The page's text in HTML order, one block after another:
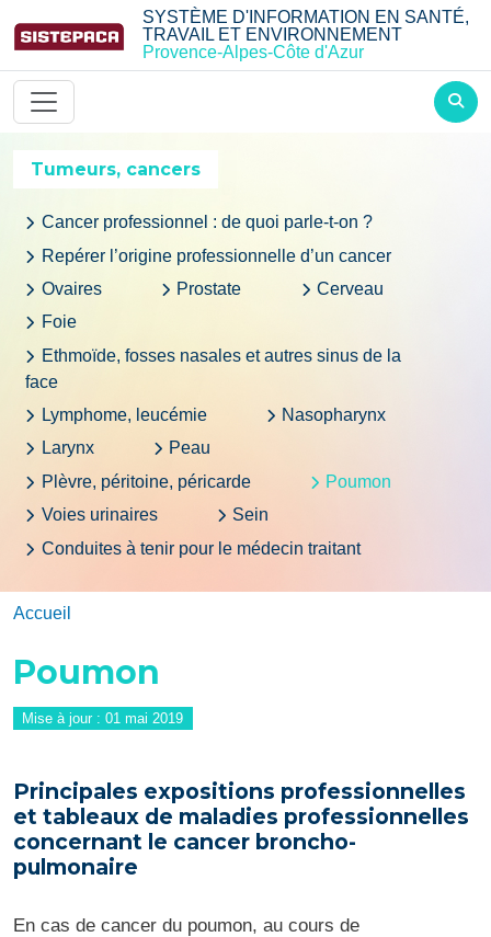
Aller au contenu principalSYSTÈME D'INFORMATION EN SANTÉ,
TRAVAIL ET ENVIRONNEMENT
Provence-Alpes-Côte d'Azur
Tumeurs, cancers
Cancer professionnel : de quoi parle-t-on ?
Repérer l’origine professionnelle d’un cancer
Ovaires
Prostate
Cerveau
Foie
Ethmoïde, fosses nasales et autres sinus de la
face
Lymphome, leucémie
Nasopharynx
Larynx
Peau
Plèvre, péritoine, péricarde
Poumon
Voies urinaires
Sein
Conduites à tenir pour le médecin traitant
Accueil
Poumon
Mise à jour : 01 mai 2019
Principales expositions professionnelles
et tableaux de maladies professionnelles
concernant le cancer broncho-
pulmonaire
En cas de cancer du poumon, au cours de